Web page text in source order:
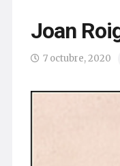
Joan
7 octubre, 2020